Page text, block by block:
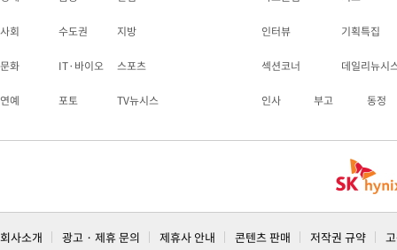
사회 수도권 지방
문화 IT·바이오 스포츠
연예 포토 TV뉴시스
인터뷰 기획특집
섹션코너 데일리뉴시
인사 부고 동정
회사소개 광고 · 제휴 문의 제휴사 안내 콘텐츠 판매 저작권 규약